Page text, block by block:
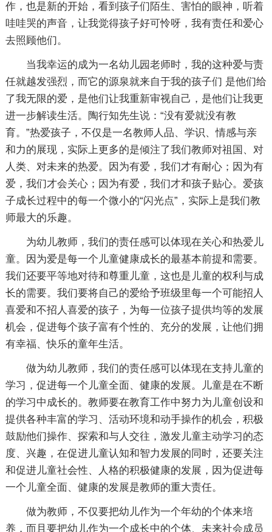
作，也是新的开始，看到孩子们陌生、害怕的眼神，听着
哇哇哭的声音，让我觉得孩子好可怜呀，我有责任和爱心
去照顾他们。
当我幸运的成为一名幼儿园老师时，我的这种爱与责
任就越发强烈，而它的源泉就来自于我的孩子们 是他们给
了我无限的爱，是他们让我重新审视自己，是他们让我更
进一步解读生活。陶行知先生说：“没有爱就没有教
育。”热爱孩子，不仅是一名教师人品、学识、情感与亲
和力的展现，实际上更多的是倾注了我们教师对祖国、对
人类、对未来的热爱。因为有爱，我们才有耐心；因为有
爱，我们才会关心；因为有爱，我们才和孩子贴心。爱孩
子成长过程中的每一个微小的“闪光点”，实际上是我们教
师最大的乐趣。
为幼儿教师，我们的责任感可以体现在关心和热爱儿
童。因为爱是每一个儿童健康成长的最基本前提和需要。
我们还要平等地对待和尊重儿童，这也是儿童的权利与成
长的需要。我们要将自己的爱给予班级里每一个可能招人
喜爱和不招人喜爱的孩子，为每一位孩子提供均等的发展
机会，促进每个孩子富有个性的、充分的发展，让他们拥
有幸福、快乐的童年生活。
做为幼儿教师，我们的责任感可以体现在支持儿童的
学习，促进每一个儿童全面、健康的发展。儿童是在不断
的学习中成长的。教师要在教育工作中努力为儿童创设和
提供各种丰富的学习、活动环境和动手操作的机会，积极
鼓励他们操作、探索和与人交往，激发儿童主动学习的态
度、兴趣，在促进儿童认知和智力发展的同时，还要关注
和促进儿童社会性、人格的积极健康的发展，因为促进每
一个儿童全面、健康的发展是教师的重大责任。
做为教师，不仅要把幼儿作为一个年幼的个体来培
养，而且要把幼儿作为一个成长中的个体、未来社会成员